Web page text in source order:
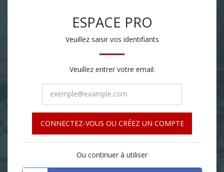
ESPACE PRO
Veuillez saisir vos identifiants
Veuillez entrer votre email:
CONNECTEZ-VOUS OU CRÉEZ UN COMPTE
Ou continuer à utiliser